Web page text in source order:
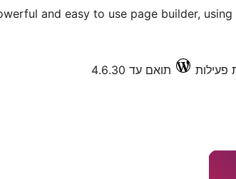
and easy to use page builder,
תואם עד 4.6.30